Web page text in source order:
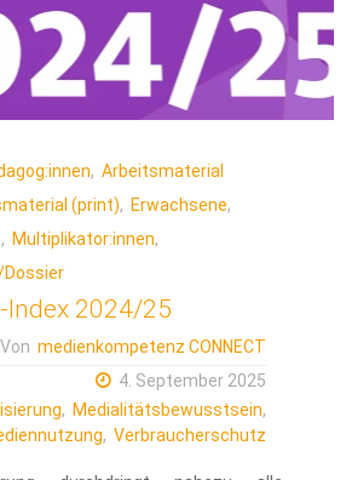
Boltzplatz"
, Arbeitsmaterial
(print), Erwachsene,
, Multiplikator:innen,
Index 2024/25
Von medienkompetenz CONNECT
4. September 2025
, Medialitätsbewusstsein,
, Verbraucherschutz